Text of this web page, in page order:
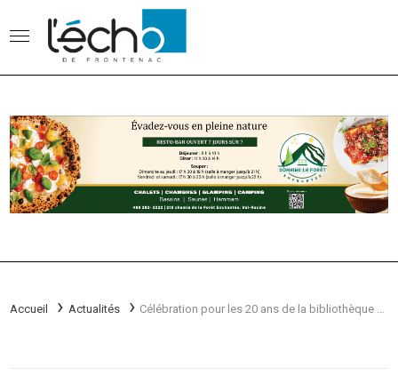
Accueil Actualités